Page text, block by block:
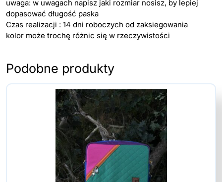
uwaga: w uwagach napisz jaki rozmiar nosisz, by lepiej
dopasować długość paska
Czas realizacji : 14 dni roboczych od zaksiegowania
kolor może trochę różnic się w rzeczywistości
Podobne produkty